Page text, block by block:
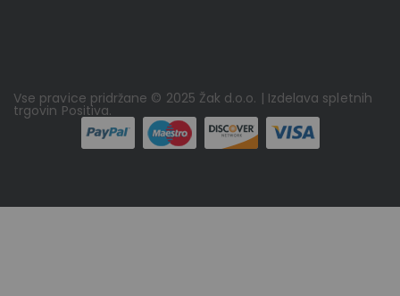
Vse pravice pridržane © 2025 Žak d.o.o. | Izdelava spletnih
trgovin Positiva.